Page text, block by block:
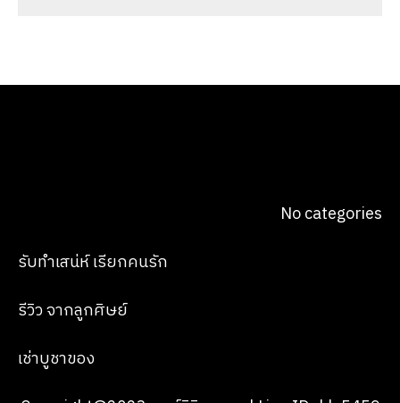
No categories
รับทำเสน่ห์ เรียกคนรัก
รีวิว จากลูกศิษย์
เช่าบูชาของ